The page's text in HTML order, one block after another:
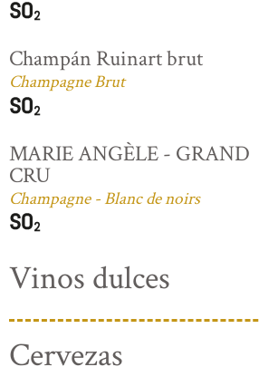
Champán Ruinart brut
Champagne Brut
MARIE ANGÈLE - GRAND
CRU
Champagne - Blanc de noirs
Vinos dulces
Cervezas